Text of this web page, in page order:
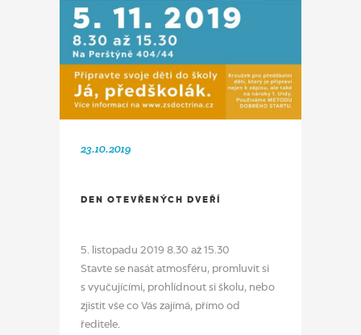
23.10.2019
DEN OTEVŘENÝCH DVEŘÍ
5. listopadu 2019 8.30 až 15.30
Stavte se nasát atmosféru, promluvit si
s vyučujícími, prohlídnout si školu, nebo
zjistit vše co Vás zajímá, přímo od
ředitele.